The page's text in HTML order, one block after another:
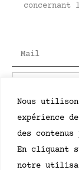
concernant